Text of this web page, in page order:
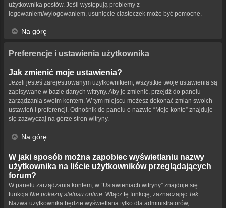
użytkownika postów. Jeśli występują problemy z
logowaniem/wylogowaniem, usunięcie ciasteczek może być pomocne.
Na górę
Preferencje i ustawienia użytkownika
Jak zmienić moje ustawienia?
Jeżeli jesteś zarejestrowanym użytkownikiem, wszystkie twoje ustawienia są
zapisywane w bazie danych witryny. Aby je zmienić, przejdź do panelu
zarządzania swoim kontem. W tym miejscu możesz dokonać zmian swoich
ustawień i preferencji. Odnośnik do panelu o nazwie “Moje konto” znajduje
się zazwyczaj na górze stron witryny.
Na górę
W jaki sposób można zapobiec wyświetlaniu nazwy
użytkownika na liście użytkowników przeglądających
forum?
W panelu zarządzania kontem, w “Ustawieniach witryny” znajduje się
funkcja Nie pokazuj statusu online . Włącz tę funkcję, zaznaczając Tak
Nazwa użytkownika będzie wyświetlana tylko dla administratorów,